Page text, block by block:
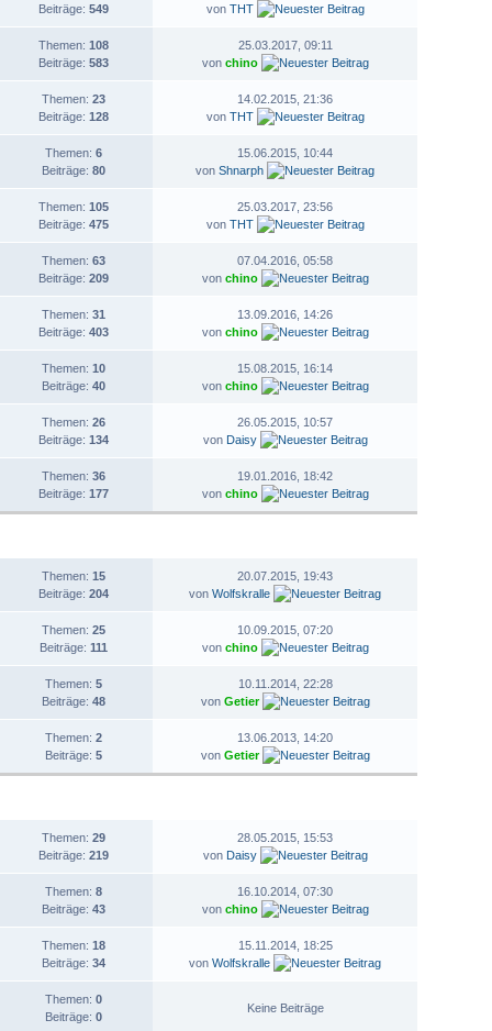
Beiträge: 549
von THT
Themen: 108
Beiträge: 583
25.03.2017, 09:11
von chino
Themen: 23
Beiträge: 128
14.02.2015, 21:36
von THT
Themen: 6
Beiträge: 80
15.06.2015, 10:44
vonShnarph
Themen: 105
Beiträge: 475
25.03.2017, 23:56
von THT
Themen: 63
Beiträge: 209
07.04.2016, 05:58
von chino
Themen: 31
Beiträge: 403
13.09.2016, 14:26
von chino
Themen: 10
Beiträge: 40
15.08.2015, 16:14
von chino
Themen: 26
Beiträge: 134
26.05.2015, 10:57
von Daisy
Themen: 36
Beiträge: 177
19.01.2016, 18:42
von chino
Themen: 15
Beiträge: 204
20.07.2015, 19:43
vonWolfskralle
Themen: 25
Beiträge: 111
10.09.2015, 07:20
von chino
Themen: 5
Beiträge: 48
10.11.2014, 22:28
von Getier
Themen: 2
Beiträge: 5
13.06.2013, 14:20
von Getier
Themen: 29
Beiträge: 219
28.05.2015, 15:53
von Daisy
Themen: 8
Beiträge: 43
16.10.2014, 07:30
von chino
Themen: 18
Beiträge: 34
15.11.2014, 18:25
vonWolfskralle
Themen: 0
Beiträge: 0
Keine Beiträge